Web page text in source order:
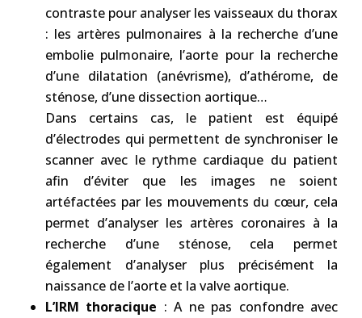
contraste pour analyser les vaisseaux du thorax
: les artères pulmonaires à la recherche d’une
embolie pulmonaire, l’aorte pour la recherche
d’une dilatation (anévrisme), d’athérome, de
sténose, d’une dissection aortique…
Dans certains cas, le patient est équipé
d’électrodes qui permettent de synchroniser le
scanner avec le rythme cardiaque du patient
afin d’éviter que les images ne soient
artéfactées par les mouvements du cœur, cela
permet d’analyser les artères coronaires à la
recherche d’une sténose, cela permet
également d’analyser plus précisément la
naissance de l’aorte et la valve aortique.
L’IRM thoracique : A ne pas confondre avec